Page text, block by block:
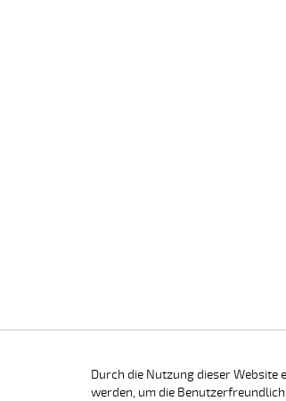
Durch die Nutzung dieser Website
werden, um die